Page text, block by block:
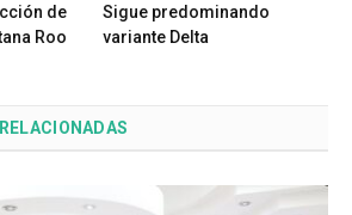
de
Roo
Sigue predominando
variante Delta
RELACIONADAS